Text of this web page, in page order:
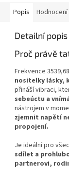
Popis Hodnocení
Detailní
Proč právě
Frekvence
nositelky lásky,
přináší vibraci,
sebeúctu a
nástrojem v
zjemnit napětí
propojení.
Je ideální pro
sdílet a
partnerovi,